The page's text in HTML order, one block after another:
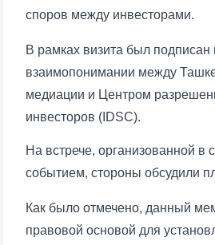
споров между инвесторами.
В рамках визита был
взаимопонимании между
медиации и Центром
инвесторов (IDSC).
На встрече, организованной в
событием, стороны обсудили
Как было отмечено, данный
правовой основой для